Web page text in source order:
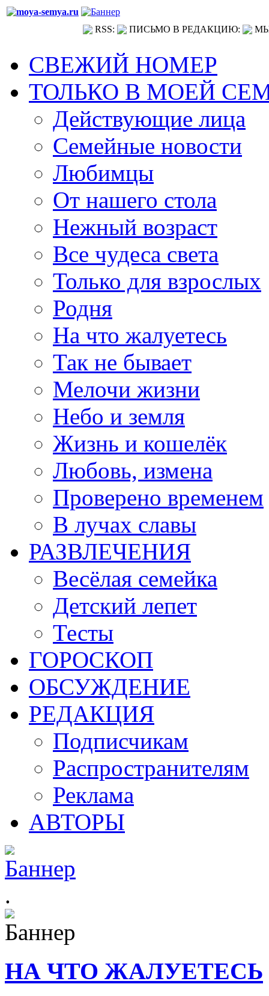
RSS: ПИСЬМО В РЕДАКЦИЮ:
СВЕЖИЙ НОМЕР
ТОЛЬКО В МОЕЙ
Действующие лица
Семейные новости
Любимцы
От нашего стола
Нежный возраст
Все чудеса света
Только для взрослых
Родня
На что жалуетесь
Так не бывает
Мелочи жизни
Небо и земля
Жизнь и кошелёк
Любовь, измена
Проверено временем
В лучах славы
РАЗВЛЕЧЕНИЯ
Весёлая семейка
Детский лепет
Тесты
ГОРОСКОП
ОБСУЖДЕНИЕ
РЕДАКЦИЯ
Подписчикам
Распространителям
Реклама
АВТОРЫ
.
НА ЧТО ЖАЛУЕТЕСЬ